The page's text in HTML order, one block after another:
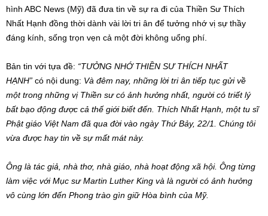
hình ABC News (Mỹ) đã đưa tin về sự ra đi của Thiền Sư Thích
Nhất Hạnh đồng thời dành vài lời tri ân để tưởng nhớ vị sự thầy
đáng kính, sống trọn vẹn cả một đời không uổng phí.
Bản tin với tựa đề: “TƯỞNG NHỚ THIỀN SƯ THÍCH NHẤT
HẠNH” có nội dung: Và đêm nay, những lời tri ân tiếp tục gửi về
một trong những vị Thiền sư có ảnh hưởng nhất, người có triết lý
bất bạo động được cả thế giới biết đến. Thích Nhất Hạnh, một tu sĩ
Phật giáo Việt Nam đã qua đời vào ngày Thứ Bảy, 22/1. Chúng tôi
vừa được hay tin về sự mất mát này.
Ông là tác giả, nhà thơ, nhà giáo, nhà hoạt động xã hội. Ông từng
làm việc với Mục sư Martin Luther King và là người có ảnh hưởng
vô cùng lớn đến Phong trào gìn giữ Hòa bình của Mỹ.